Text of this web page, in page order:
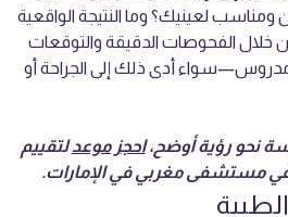
ومناسب لعينيك؟ وما النتيجة الواقعية
خلال الفحوصات الدقيقة والتوقعات
مدروس—سواء أدى ذلك إلى الجراحة أو
نحو رؤية أوضح،احجز موعدلتقييم
في مستشفى مغربي في الإمارات.